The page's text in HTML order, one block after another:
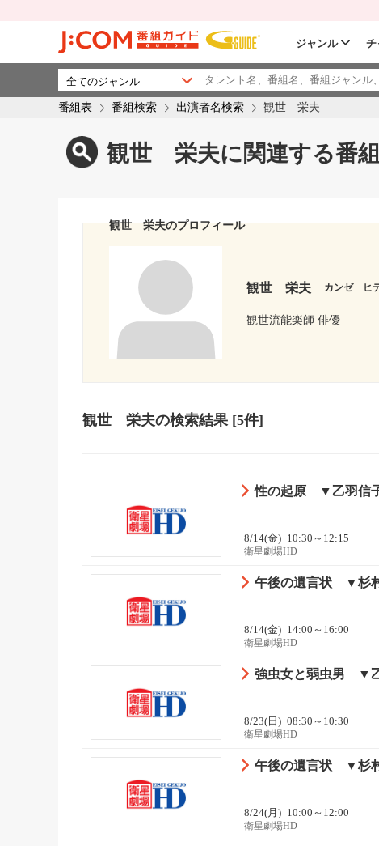
ジャンル チ
番組表 番組検索 出演者名検索 観世 栄夫
観世 栄夫に関連する番組
観世 栄夫のプロフィール
観世 栄夫 カンゼ ヒ
観世流能楽師 俳優
観世 栄夫の検索結果[5件]
性の起原 ▼乙羽信
8/14(金) 10:30～12:15
衛星劇場HD
午後の遺言状 ▼杉
8/14(金) 14:00～16:00
衛星劇場HD
強虫女と弱虫男 ▼
8/23(日) 08:30～10:30
衛星劇場HD
午後の遺言状 ▼杉
8/24(月) 10:00～12:00
衛星劇場HD